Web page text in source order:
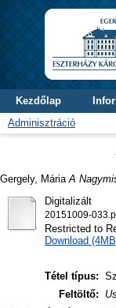
Kezdőlap
Adminisztráció
Gergely, Mária A
Digitalizált
20151009-
Restricted to
Download
Tétel típus:
Feltöltő: